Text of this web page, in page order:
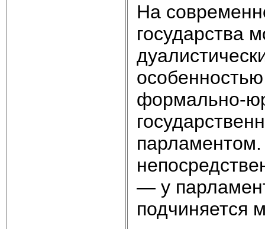
На
государства
формально-
парламентом.
— у
подчиняется